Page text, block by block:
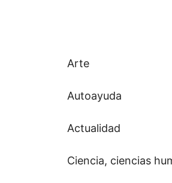
Arte
Autoayuda
Actualidad
Ciencia, ciencias